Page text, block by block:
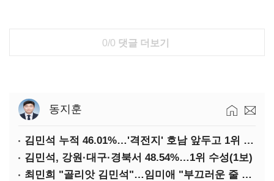
0/0 댓글 더보기
동지훈
김민석 누적 46.01%…'격전지' 호남 앞두고 1위 지켰다(2보)
김민석, 강원·대구·경북서 48.54%…1위 수성(1보)
최민희 "골리앗 김민석"…임미애 "부끄러운 줄 알아야"